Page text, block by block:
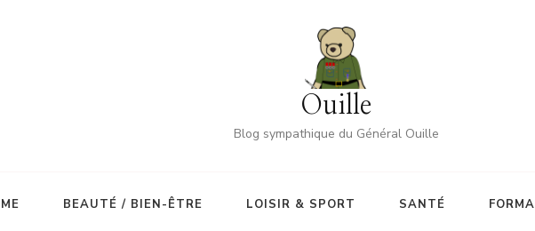
Ouille
Blog sympathique du Général Ouille
BEAUTÉ / BIEN-ÊTRE LOISIR & SPORT SANTÉ